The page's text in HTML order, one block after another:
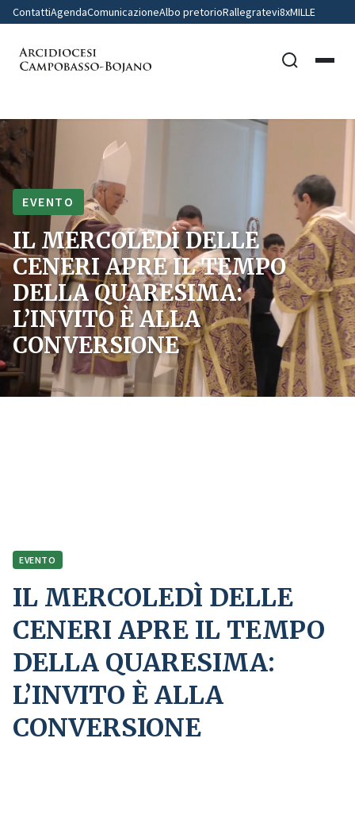
ContattiAgendaComunicazioneAlbo pretorioRallegratevi8xMILLE
EVENTO
IL MERCOLEDÌ DELLE
CENERI APRE IL TEMPO
DELLA QUARESIMA:
L’INVITO È ALLA
CONVERSIONE
EVENTO
IL MERCOLEDÌ DELLE
CENERI APRE IL TEMPO
DELLA QUARESIMA:
L’INVITO È ALLA
CONVERSIONE